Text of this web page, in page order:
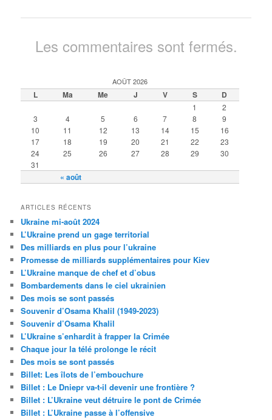
Les commentaires sont fermés.
AOÛT 2026
L Ma Me J V S D
« août
1
2
3
4 5 6 7 8
9
10
11 12 13 14 15
16
17
18 19 20 21 22
23
24
25 26 27 28 29
30
31
ARTICLES RÉCENTS
Ukraine mi-août 2024
L’Ukraine prend un gage territorial
Des milliards en plus pour l’ukraine
Promesse de milliards supplémentaires pour Kiev
L’Ukraine manque de chef et d’obus
Bombardements dans le ciel ukrainien
Des mois se sont passés
Souvenir d’Osama Khalil (1949-2023)
Souvenir d’Osama Khalil
L’Ukraine s’enhardit à frapper la Crimée
Chaque jour la télé prolonge le récit
Des mois se sont passés
Billet: Les îlots de l’embouchure
Billet : Le Dniepr va-t-il devenir une frontière ?
Billet : L’Ukraine veut détruire le pont de Crimée
Billet : L’Ukraine passe à l’offensive